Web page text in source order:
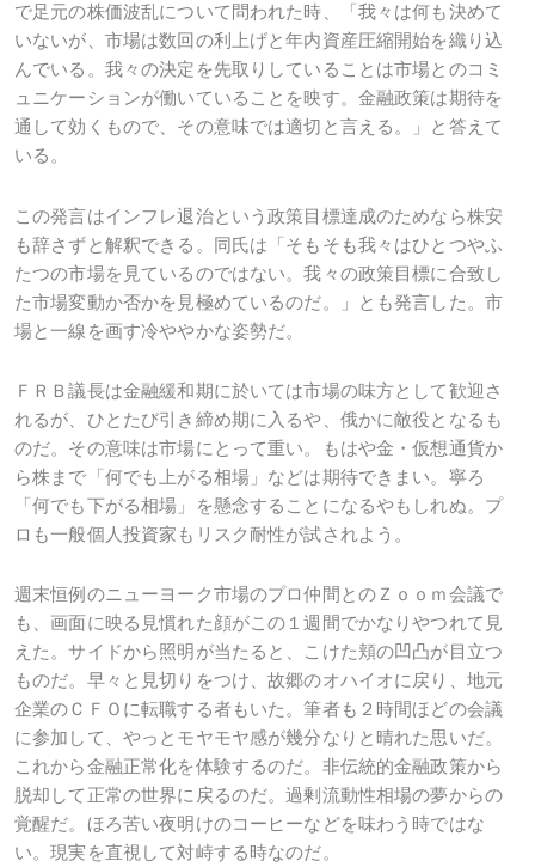
で足元の株価波乱について問われた時、「我々は何も決めて
いないが、市場は数回の利上げと年内資産圧縮開始を織り込
んでいる。我々の決定を先取りしていることは市場とのコミ
ュニケーションが働いていることを映す。金融政策は期待を
通して効くもので、その意味では適切と言える。」と答えて
いる。
この発言はインフレ退治という政策目標達成のためなら株安
も辞さずと解釈できる。同氏は「そもそも我々はひとつやふ
たつの市場を見ているのではない。我々の政策目標に合致し
た市場変動か否かを見極めているのだ。」とも発言した。市
場と一線を画す冷ややかな姿勢だ。
ＦＲＢ議長は金融緩和期に於いては市場の味方として歓迎さ
れるが、ひとたび引き締め期に入るや、俄かに敵役となるも
のだ。その意味は市場にとって重い。もはや金・仮想通貨か
ら株まで「何でも上がる相場」などは期待できまい。寧ろ
「何でも下がる相場」を懸念することになるやもしれぬ。プ
ロも一般個人投資家もリスク耐性が試されよう。
週末恒例のニューヨーク市場のプロ仲間とのＺｏｏｍ会議で
も、画面に映る見慣れた顔がこの１週間でかなりやつれて見
えた。サイドから照明が当たると、こけた頬の凹凸が目立つ
ものだ。早々と見切りをつけ、故郷のオハイオに戻り、地元
企業のＣＦＯに転職する者もいた。筆者も２時間ほどの会議
に参加して、やっとモヤモヤ感が幾分なりと晴れた思いだ。
これから金融正常化を体験するのだ。非伝統的金融政策から
脱却して正常の世界に戻るのだ。過剰流動性相場の夢からの
覚醒だ。ほろ苦い夜明けのコーヒーなどを味わう時ではな
い。現実を直視して対峙する時なのだ。